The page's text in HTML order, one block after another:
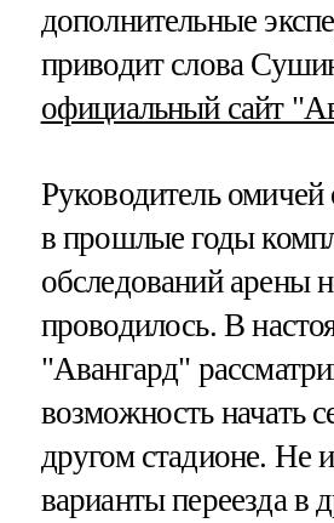
дополнительные
приводит слова
официальный сайт
Руководитель омичей
в прошлые годы
обследований арены
проводилось. В
"Авангард"
возможность начать
другом стадионе. Не
варианты переезда в